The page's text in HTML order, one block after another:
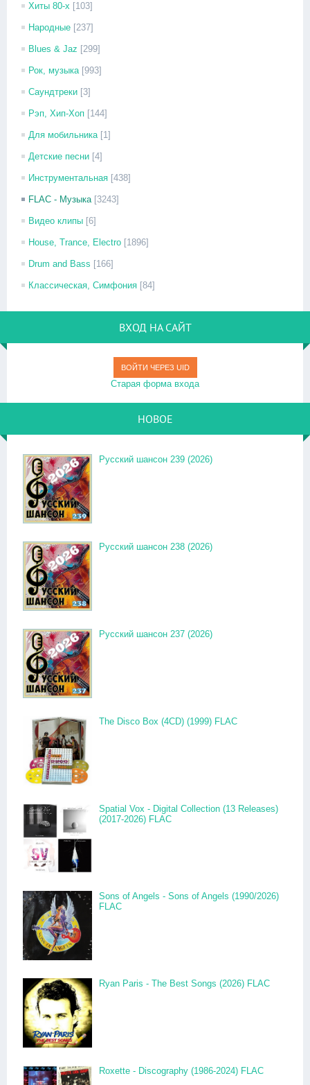
Хиты 80-х [103]
Народные [237]
Blues & Jaz [299]
Рок, музыка [993]
Саундтреки [3]
Рэп, Хип-Хоп [144]
Для мобильника [1]
Детские песни [4]
Инструментальная [438]
FLAC - Музыка [3243]
Видео клипы [6]
House, Trance, Electro [1896]
Drum and Bass [166]
Классическая, Симфония [84]
ВХОД НА САЙТ
ВОЙТИ ЧЕРЕЗ UID
Старая форма входа
НОВОЕ
Русский шансон 239 (2026)
Русский шансон 238 (2026)
Русский шансон 237 (2026)
The Disco Box (4CD) (1999) FLAC
Spatial Vox - Digital Collection (13 Releases)
(2017-2026) FLAC
Sons of Angels - Sons of Angels (1990/2026)
FLAC
Ryan Paris - The Best Songs (2026) FLAC
Roxette - Discography (1986-2024) FLAC